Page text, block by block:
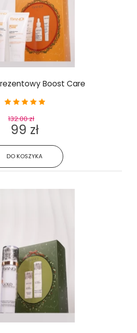
Boost Care
DO KOSZYKA
132.00 zł
99 zł